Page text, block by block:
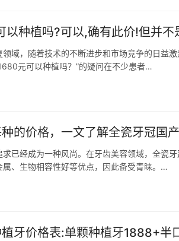
种植吗?可以,确有此价!但并不
域，随着技术的不断进步和市场竞争的日益
元可以种植吗？”的疑问在不少患者…
的价格，一文了解全瓷牙冠国
已经成为一种风尚。在牙齿美容领域，全瓷
、生物相容性好等优点，因此备受青睐。…
牙价格表:单颗种植牙1888+